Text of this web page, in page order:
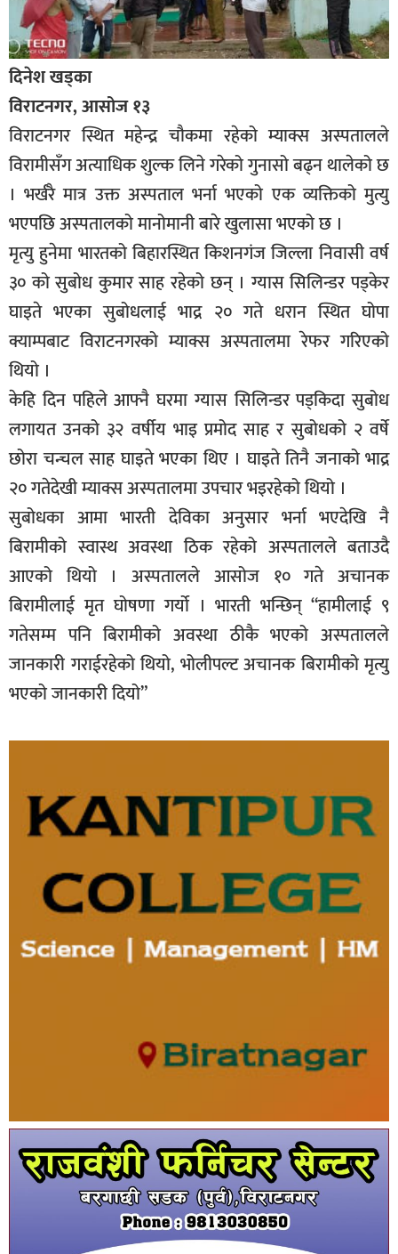
दिनेश खड्का
विराटनगर, आसोज १३
विराटनगर स्थित महेन्द्र चौकमा रहेको म्याक्स अस्पतालले
विरामीसँग अत्याधिक शुल्क लिने गरेको गुनासो बढ्न थालेको छ
। भर्खरै मात्र उक्त अस्पताल भर्ना भएको एक व्यक्तिको मुत्यु
भएपछि अस्पतालको मानोमानी बारे खुलासा भएको छ ।
मृत्यु हुनेमा भारतको बिहारस्थित किशनगंज जिल्ला निवासी वर्ष
३० को सुबोध कुमार साह रहेको छन् । ग्यास सिलिन्डर पड्केर
घाइते भएका सुबोधलाई भाद्र २० गते धरान स्थित घोपा
क्याम्पबाट विराटनगरको म्याक्स अस्पतालमा रेफर गरिएको
थियो ।
केहि दिन पहिले आफ्नै घरमा ग्यास सिलिन्डर पड्किदा सुबोध
लगायत उनको ३२ वर्षीय भाइ प्रमोद साह र सुबोधको २ वर्षे
छोरा चन्चल साह घाइते भएका थिए । घाइते तिनै जनाको भाद्र
२० गतेदेखी म्याक्स अस्पतालमा उपचार भइरहेको थियो ।
सुबोधका आमा भारती देविका अनुसार भर्ना भएदेखि नै
बिरामीको स्वास्थ अवस्था ठिक रहेको अस्पतालले बताउदै
आएको थियो । अस्पतालले आसोज १० गते अचानक
बिरामीलाई मृत घोषणा गर्यो । भारती भन्छिन् “हामीलाई ९
गतेसम्म पनि बिरामीको अवस्था ठीकै भएको अस्पतालले
जानकारी गराईरहेको थियो, भोलीपल्ट अचानक बिरामीको मृत्यु
भएको जानकारी दियो”